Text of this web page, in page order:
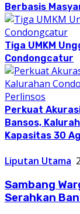
Berbasis
Tiga UMKM
Condongcatur
Perkuat
Bansos,
Kapasitas 30
Liputan Utama
Sambang
Serahkan